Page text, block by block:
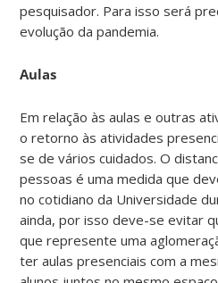
pesquisador. Para isso será
evolução da pandemia.
Aulas
Em relação às aulas e outras
o retorno às atividades
se de vários cuidados. O
pessoas é uma medida que
no cotidiano da Universidade
ainda, por isso deve-se evitar
que represente uma
ter aulas presenciais com a